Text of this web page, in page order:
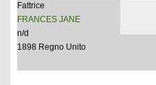
Fattrice
FRANCES JANE
n/d
1898 Regno Unito